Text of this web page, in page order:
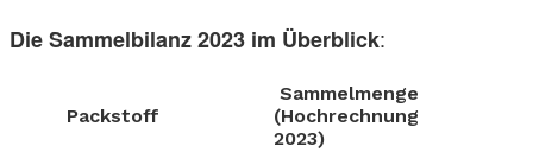
Die Sammelbilanz 2023 im Überblick:
Packstoff
Sammelmenge
(Hochrechnung
2023)